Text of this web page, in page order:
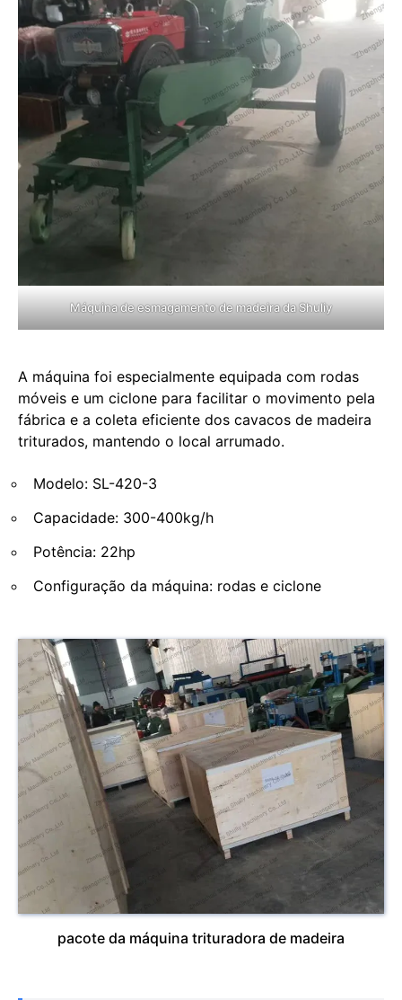
Máquina de esmagamento de madeira da Shuliy
A máquina foi especialmente equipada com rodas
móveis e um ciclone para facilitar o movimento pela
fábrica e a coleta eficiente dos cavacos de madeira
triturados, mantendo o local arrumado.
Modelo: SL-420-3
Capacidade: 300-400kg/h
Potência: 22hp
Configuração da máquina: rodas e ciclone
pacote da máquina trituradora de madeira